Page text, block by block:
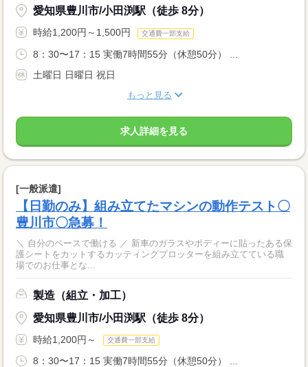
愛知県豊川市/小田渕駅（徒歩 8分）
時給1,200円～1,500円 交通費一部支給
8：30〜17：15 実働7時間55分（休憩50分） ...
土曜日 日曜日 祝日
もっと見る
求人詳細を見る
[一般派遣]
【日勤のみ】組み立てたマシンの動作テスト〇
豊川市〇急募！
＼ 自分のペースで働ける ／ 新車のガラスやボディーに貼ったある保
護シートをカットするカッティングプロッターを組み立てている職
場でのお仕事とな...
製造（組立・加工）
愛知県豊川市/小田渕駅（徒歩 8分）
時給1,200円～ 交通費一部支給
8：30〜17：15 実働7時間55分（休憩50分） ...